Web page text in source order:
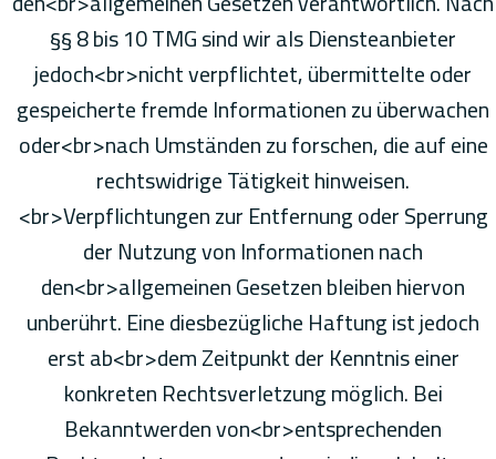
§§ 8 bis 10 TMG sind wir als Diensteanbieter
jedoch<br>nicht verpflichtet, übermittelte oder
gespeicherte fremde Informationen zu überwachen
oder<br>nach Umständen zu forschen, die auf eine
rechtswidrige Tätigkeit hinweisen.
<br>Verpflichtungen zur Entfernung oder Sperrung
der Nutzung von Informationen nach
den<br>allgemeinen Gesetzen bleiben hiervon
unberührt. Eine diesbezügliche Haftung ist jedoch
erst ab<br>dem Zeitpunkt der Kenntnis einer
konkreten Rechtsverletzung möglich. Bei
Bekanntwerden von<br>entsprechenden